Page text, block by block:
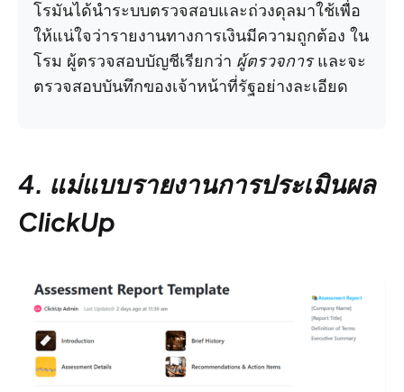
โรมันได้นำระบบตรวจสอบและถ่วงดุลมาใช้เพื่อ
ให้แน่ใจว่ารายงานทางการเงินมีความถูกต้อง ใน
โรม ผู้ตรวจสอบบัญชีเรียกว่า ผู้ตรวจการและจะ
ตรวจสอบบันทึกของเจ้าหน้าที่รัฐอย่างละเอียด
4. แม่แบบรายงานการประเมินผล
ClickUp